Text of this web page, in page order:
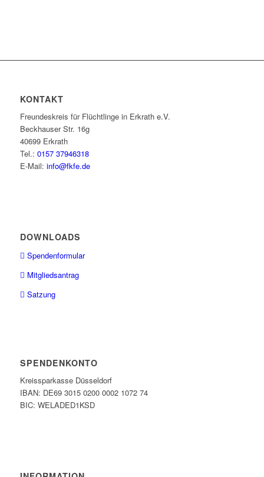
KONTAKT
Freundeskreis für Flüchtlinge in Erkrath e.V.
Beckhauser Str. 16g
40699 Erkrath
Tel.: 0157 37946318
E-Mail: info@fkfe.de
DOWNLOADS
Spendenformular
Mitgliedsantrag
Satzung
SPENDENKONTO
Kreissparkasse Düsseldorf
IBAN: DE69 3015 0200 0002 1072 74
BIC: WELADED1KSD